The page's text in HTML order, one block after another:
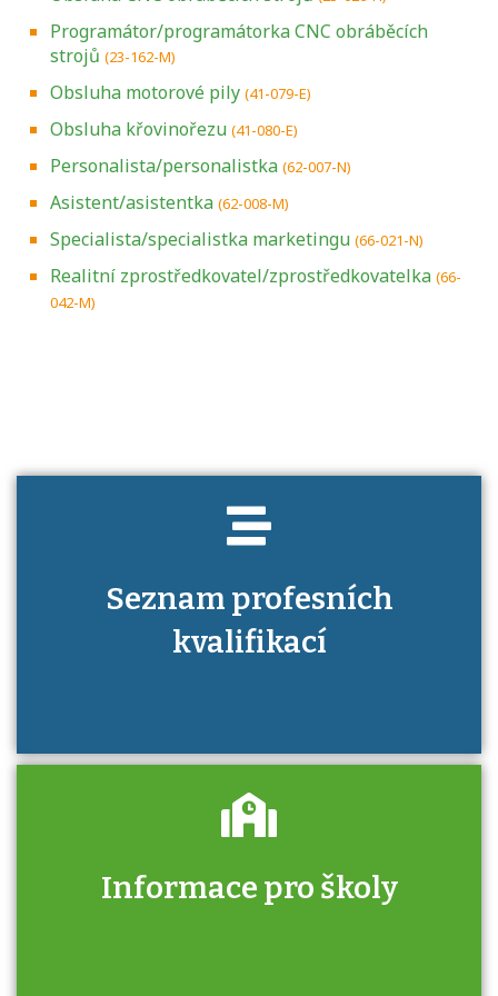
Programátor/programátorka CNC obráběcích
strojů (23-162-M)
Obsluha motorové pily (41-079-E)
Obsluha křovinořezu (41-080-E)
Personalista/personalistka (62-007-N)
Asistent/asistentka (62-008-M)
Specialista/specialistka marketingu (66-021-N)
Realitní zprostředkovatel/zprostředkovatelka (66-
042-M)
Seznam profesních
kvalifikací
Projděte si seznam profesních kvalifikací.
Informace pro školy
Zjistěte, jak se přihlásit ke zkoušce a kde